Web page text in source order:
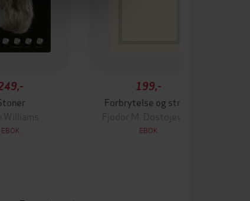
Williams
EBOK
199,-
Forbrytelse og straff
Fjodor M. Dostojevskij
EBOK